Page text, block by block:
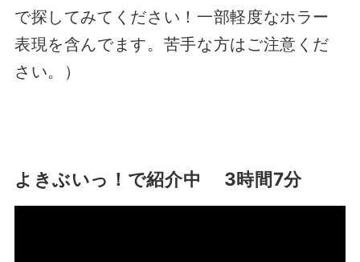
で探してみてください！一部軽度なホラー
表現を含んでます。苦手な方はご注意くだ
さい。）
よきぶいっ！で紹介中 3時間7分